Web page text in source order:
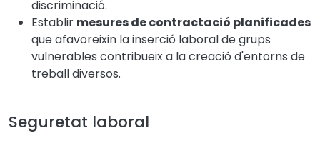
discriminació.
Establir mesures de contractació planificades
que afavoreixin la inserció laboral de grups
vulnerables contribueix a la creació d'entorns de
treball diversos.
Seguretat laboral